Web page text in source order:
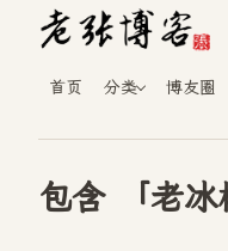
首页 分类 博友圈
包含 「老